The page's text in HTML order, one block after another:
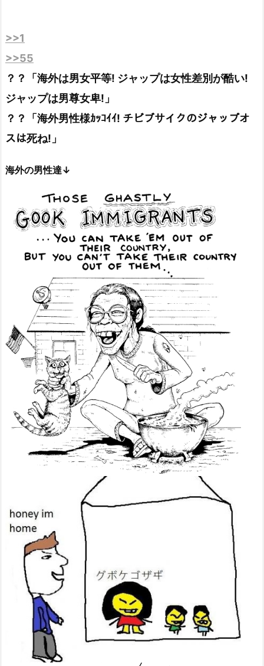
>>1
>>55
？？「海外は男女平等! ジャップは女性差別が酷い!
ジャップは男尊女卑!」
？？「海外男性様ｶｯｺｲｲ! チビブサイクのジャップオ
スは死ね!」
海外の男性達↓